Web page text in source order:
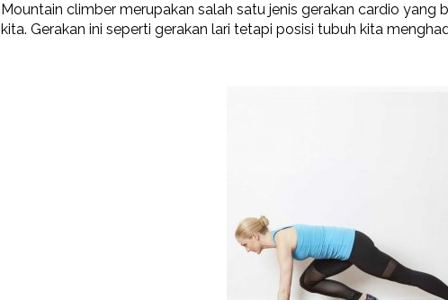
Mountain climber merupakan salah satu jenis gerakan cardio
kita. Gerakan ini seperti gerakan lari tetapi posisi tubuh kita